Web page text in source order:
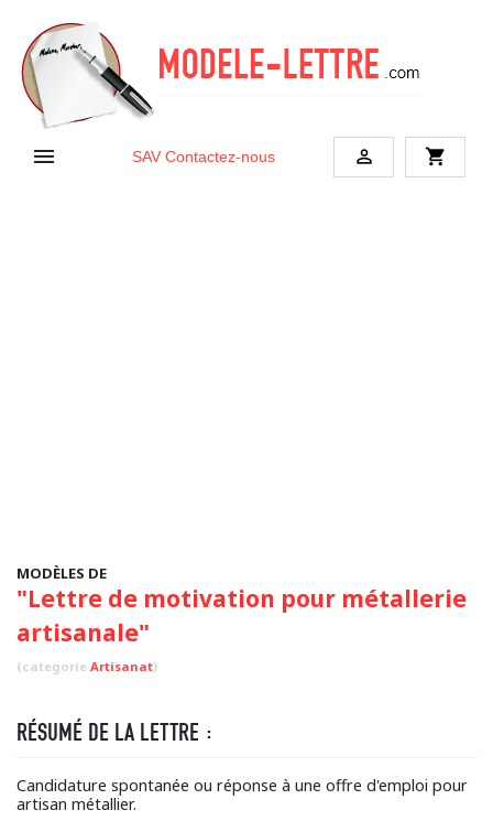
 SAV Contactez-nous  shopping_cart
MODÈLES DE
"Lettre de motivation pour métallerie
artisanale"
(categorie Artisanat)
RÉSUMÉ DE LA LETTRE :
Candidature spontanée ou réponse à une offre d'emploi pour
artisan métallier.